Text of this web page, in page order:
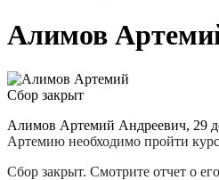
Алимов
Сбор закрыт
Алимов Артемий Андреевич, 29
Артемию необходимо пройти
Сбор закрыт. Смотрите отчет о